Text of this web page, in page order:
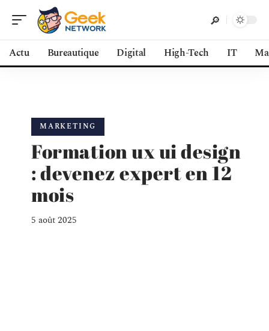
Actu Bureautique Digital High-Tech IT
MARKETING
Formation ux ui design
: devenez expert en 12
mois
5 août 2025